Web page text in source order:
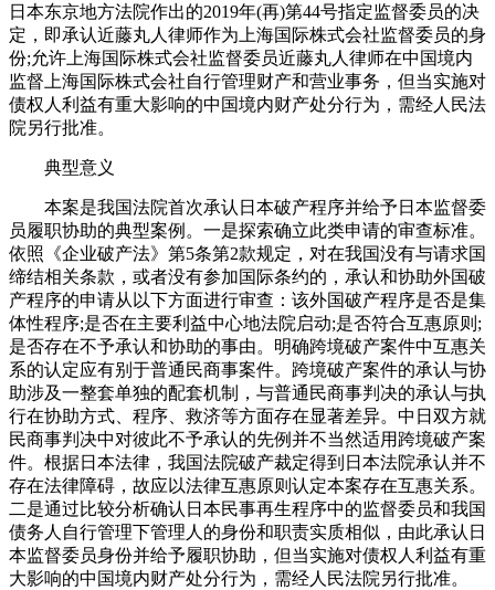
日本东京地方法院作出的2019年(再)第44号指定监督委员的决
定，即承认近藤丸人律师作为上海国际株式会社监督委员的身
份;允许上海国际株式会社监督委员近藤丸人律师在中国境内
监督上海国际株式会社自行管理财产和营业事务，但当实施对
债权人利益有重大影响的中国境内财产处分行为，需经人民法
院另行批准。
典型意义
本案是我国法院首次承认日本破产程序并给予日本监督委
员履职协助的典型案例。一是探索确立此类申请的审查标准。
依照《企业破产法》第5条第2款规定，对在我国没有与请求国
缔结相关条款，或者没有参加国际条约的，承认和协助外国破
产程序的申请从以下方面进行审查：该外国破产程序是否是集
体性程序;是否在主要利益中心地法院启动;是否符合互惠原则;
是否存在不予承认和协助的事由。明确跨境破产案件中互惠关
系的认定应有别于普通民商事案件。跨境破产案件的承认与协
助涉及一整套单独的配套机制，与普通民商事判决的承认与执
行在协助方式、程序、救济等方面存在显著差异。中日双方就
民商事判决中对彼此不予承认的先例并不当然适用跨境破产案
件。根据日本法律，我国法院破产裁定得到日本法院承认并不
存在法律障碍，故应以法律互惠原则认定本案存在互惠关系。
二是通过比较分析确认日本民事再生程序中的监督委员和我国
债务人自行管理下管理人的身份和职责实质相似，由此承认日
本监督委员身份并给予履职协助，但当实施对债权人利益有重
大影响的中国境内财产处分行为，需经人民法院另行批准。